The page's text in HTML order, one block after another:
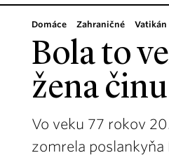
Domáce Zahraničné Vatikán
Bola to
žena činu
Vo veku 77 rokov
zomrela poslankyňa